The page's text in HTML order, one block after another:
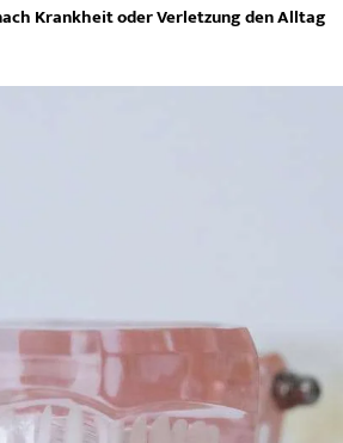
Krankheit oder Verletzung den Alltag